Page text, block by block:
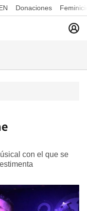
Donaciones
con el que se